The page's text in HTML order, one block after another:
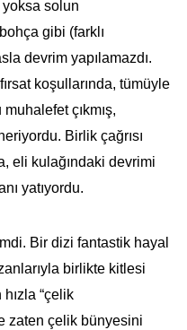
solun
gibi (farklı
devrim yapılamazdı.
koşullarında, tümüyle
çıkmış,
Birlik çağrısı
eli kulağındaki devrimi
yatıyordu.
Bir dizi fantastik hayal
birlikte kitlesi
“çelik
zaten çelik bünyesini